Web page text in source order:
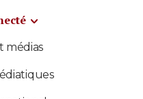
médias